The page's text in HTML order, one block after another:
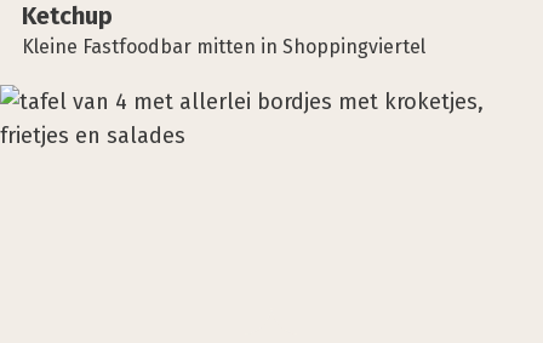
Ket­chup
Kleine Fastfoodbar mitten in Shoppingviertel